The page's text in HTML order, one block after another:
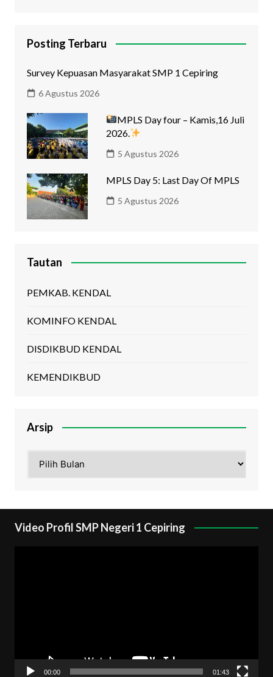
Posting Terbaru
Survey Kepuasan Masyarakat SMP 1 Cepiring
6 Agustus 2026
MPLS Day four – Kamis,16 Juli
2026.
5 Agustus 2026
MPLS Day 5: Last Day Of MPLS
5 Agustus 2026
Tautan
PEMKAB. KENDAL
KOMINFO KENDAL
DISDIKBUD KENDAL
KEMENDIKBUD
Arsip
Video Profil SMP Negeri 1 Cepiring
00:00 01:43